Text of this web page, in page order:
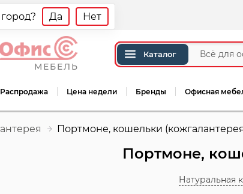
Да Нет
МЕБЕЛЬ
Каталог
Распродажа Цена недели Бренды Офисная
Портмоне, кошельки
Портмоне,
Натуральная